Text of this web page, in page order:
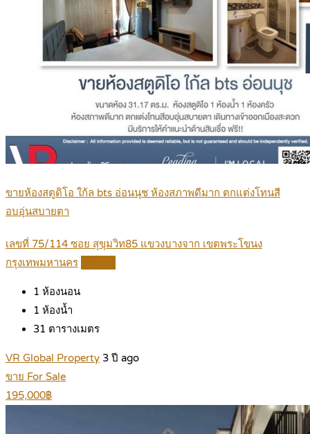
ขายห้องสตูดิโอ ใก้ล bts อ่อนนุช ห้องสภาพดีมาก ตกแต่งโทนสี
อบอุ่นสบายตา
เลขที่ 75/114 ซอย สุขุมวิท85 แขวงบางจาก เขตพระโขนง
กรุงเทพมหานคร
1 ห้องนอน
1 ห้องน้ำ
31 ตารางเมตร
VR Global Property 3 ปี ago
ขาย For Sale
195,000฿